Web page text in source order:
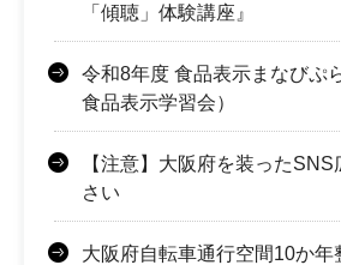
「傾聴」体験講座』
令和8年度 食品表示まなびぷ
食品表示学習会）
【注意】大阪府を装った
さい
大阪府自転車通行空間10か年